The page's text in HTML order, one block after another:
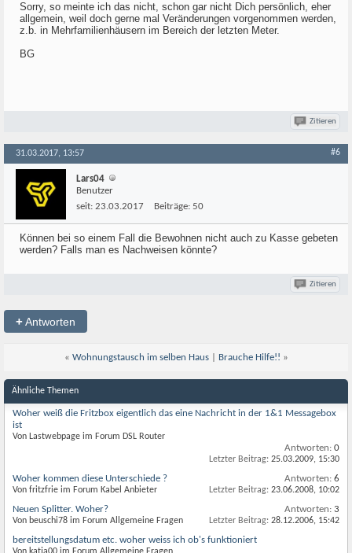
Sorry, so meinte ich das nicht, schon gar nicht Dich persönlich, eher
allgemein, weil doch gerne mal Veränderungen vorgenommen werden,
z.b. in Mehrfamilienhäusern im Bereich der letzten Meter.
BG
Zitieren
31.03.2017, 13:57 #6
Lars04
Benutzer
seit: 23.03.2017 Beiträge: 50
Können bei so einem Fall die Bewohnen nicht auch zu Kasse gebeten
werden? Falls man es Nachweisen könnte?
Zitieren
+Antworten
« Wohnungstausch im selben Haus| Brauche Hilfe!! »
Ähnliche Themen
Woher weiß die Fritzbox eigentlich das eine Nachricht in der 1&1 Messagebox
ist
Von Lastwebpage im Forum DSL Router
Antworten: 0
Letzter Beitrag: 25.03.2009, 15:30
Woher kommen diese Unterschiede ?
Von fritzfrie im Forum Kabel Anbieter
Antworten: 6
Letzter Beitrag: 23.06.2008, 10:02
Neuen Splitter. Woher?
Von beuschi78 im Forum Allgemeine Fragen
Antworten: 3
Letzter Beitrag: 28.12.2006, 15:42
bereitstellungsdatum etc. woher weiss ich ob's funktioniert